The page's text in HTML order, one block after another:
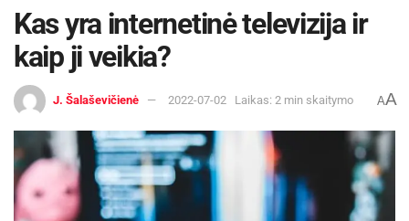
Kas yra internetinė televizija ir
kaip ji veikia?
J. Šalaševičienė 2022-07-02 Laikas: 2 min skaitymo AA